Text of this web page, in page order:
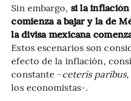
Sin embargo, si la inflación
comienza a bajar y la de
la divisa mexicana
Estos escenarios son
efecto de la inflación,
constante -ceteris paribus,
los economistas-.